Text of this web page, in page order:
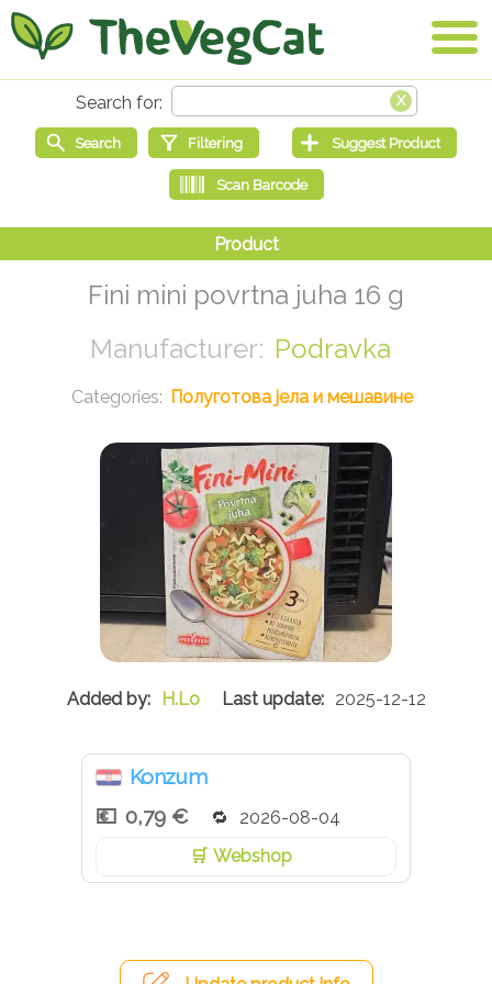
Fini mini povrtna juha 16 g
Podravka
Полуготова јела и мешавине
H.Lo 2025-12-12
Konzum
0,79 €
2026-08-04
Webshop